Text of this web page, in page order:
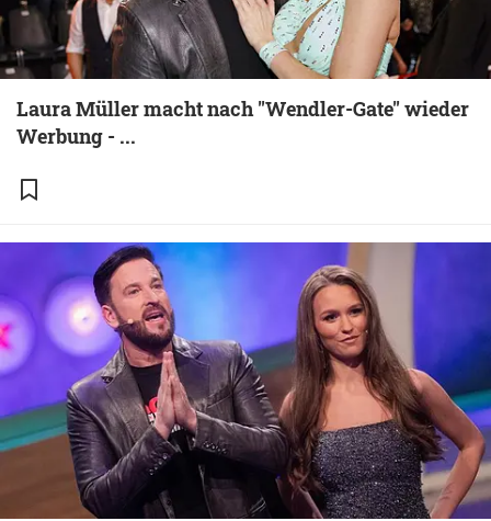
Laura Müller macht nach "Wendler-Gate" wieder
Werbung - ...